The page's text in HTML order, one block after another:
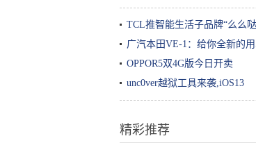
TCL推智能生活子品牌“么么
广汽本田VE-1：给你全新的
OPPOR5双4G版今日开卖
unc0ver越狱工具来袭,iOS13
精彩推荐